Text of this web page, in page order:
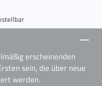
erscheinenden
sein, die über neue
werden.